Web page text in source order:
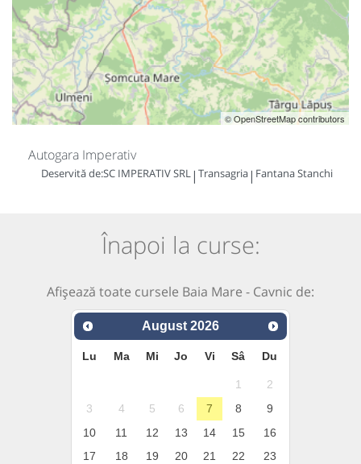
© OpenStreetMap contributors
Autogara Imperativ
Deservită de:SC IMPERATIV SRL| Transagria| Fantana Stanchi
Înapoi la curse:
Afișează toate cursele Baia Mare - Cavnic de:
August 2026
Lu Ma Mi Jo Vi Sâ Du
1
2
3
4 5 6 7 8
9
10
11 12 13 14 15
16
17
18 19 20 21 22
23